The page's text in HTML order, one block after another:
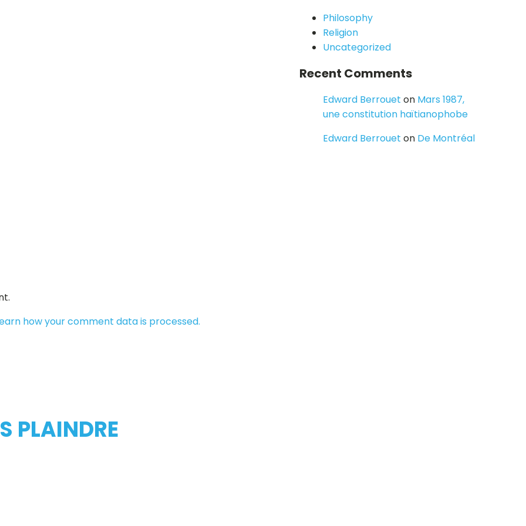
Philosophy
Religion
Uncategorized
Recent Comments
Edward Berrouet on Mars 1987,
une constitution haïtianophobe
Edward Berrouet on De Montréal
how your comment data is processed.
PLAINDRE